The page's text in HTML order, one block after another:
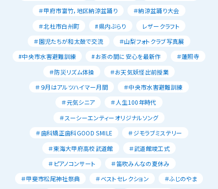
＃甲府市富竹，地区納涼盆踊り
＃納涼盆踊り大会
＃北杜市白州町
#県内ぶらり
レザークラフト
＃園児たちが和太鼓で交流
＃山梨フォトクラブ写真展
#中央市水害避難訓練
#お茶の間に安心を最新作
＃蓮照寺
＃防災リズム体操
＃お天気妖怪出前授業
＃９月はアルツハイマー月間
＃中央市水害避難訓練
＃元気シニア
＃人生100年時代
＃スーシーエンティーオリジナルソング
＃歯科矯正歯科GOOD SMILE
＃ジモラブミステリー
＃東海大甲府高校武道館
＃武道館竣工式
＃ピアノコンサート
＃笛吹みんなの夏休み
＃甲斐市松尾神社祭典
＃ベストセレクション
＃ふじのやま